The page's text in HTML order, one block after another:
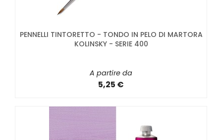
PENNELLI TINTORETTO - TONDO IN PELO DI MARTORA
KOLINSKY - SERIE 400
A partire da
5,25 €